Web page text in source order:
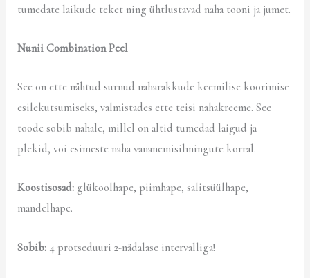
tumedate laikude teket ning ühtlustavad naha tooni ja jumet.
Nunii Combination Peel
See on ette nähtud surnud naharakkude keemilise koorimise
esilekutsumiseks, valmistades ette teisi nahakreeme. See
toode sobib nahale, millel on altid tumedad laigud ja
plekid, või esimeste naha vananemisilmingute korral.
Koostisosad: glükoolhape, piimhape, salitsüülhape,
mandelhape.
Sobib: 4 protseduuri 2-nädalase intervalliga!